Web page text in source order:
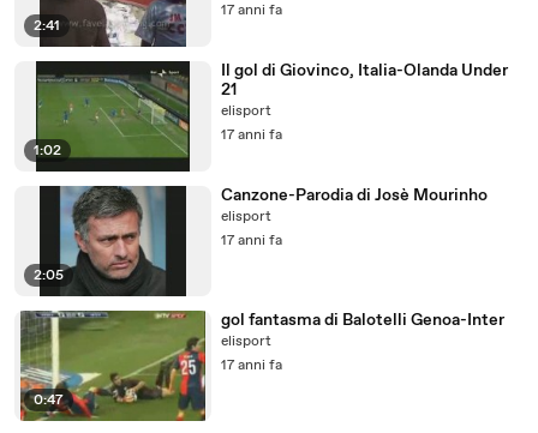
2:41
17 anni fa
1:02
Il gol di Giovinco, Italia-Olanda Under
21
elisport
17 anni fa
2:05
Canzone-Parodia di Josè Mourinho
elisport
17 anni fa
0:47
gol fantasma di Balotelli Genoa-Inter
elisport
17 anni fa